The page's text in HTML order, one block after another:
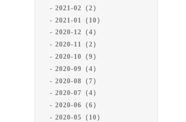
2021-02（2）
2021-01（10）
2020-12（4）
2020-11（2）
2020-10（9）
2020-09（4）
2020-08（7）
2020-07（4）
2020-06（6）
2020-05（10）